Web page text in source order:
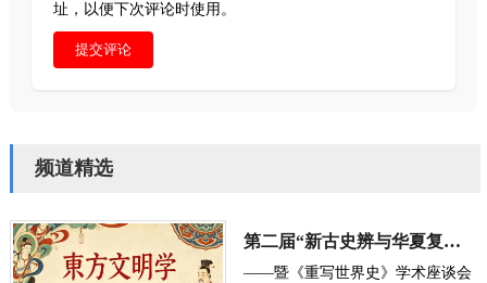
址，以便下次评论时使用。
提交评论
频道精选
第二届“新古史辨与华夏复兴”学术研讨会定于10月长沙举行
——暨《重写世界史》学术座谈会